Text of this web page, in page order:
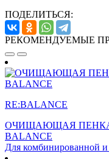
ПОДЕЛИТЬСЯ:
РЕКОМЕНДУЕМЫЕ
RE:BALANCE
ОЧИЩАЮЩАЯ
BALANCE
Для комбинированной